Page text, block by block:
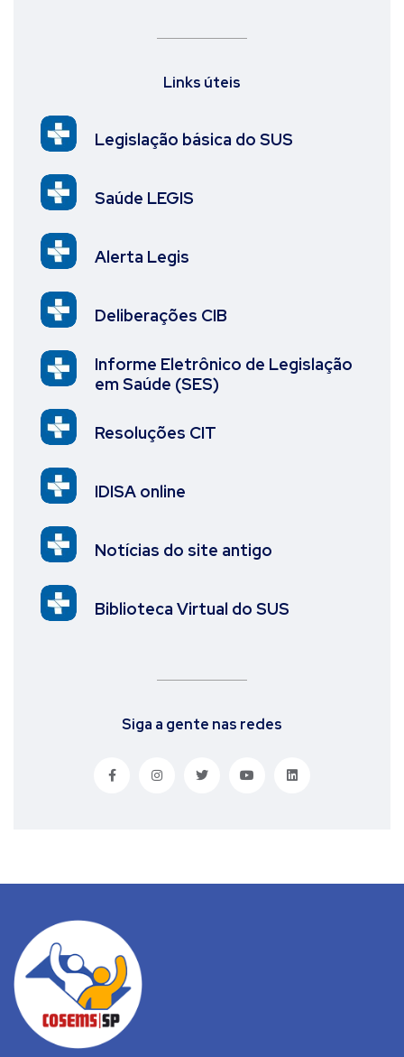
Links úteis
Legislação básica do SUS
Saúde LEGIS
Alerta Legis
Deliberações CIB
Informe Eletrônico de Legislação
em Saúde (SES)
Resoluções CIT
IDISA online
Notícias do site antigo
Biblioteca Virtual do SUS
Siga a gente nas redes